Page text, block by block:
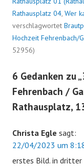
Rathausplatz 04, Wer
verschlagwortet
Hochzeit Fehrenbach/
52956)
6 Gedanken zu „
Fehrenbach /
Rathausplatz,
Christa Egle sagt:
22/04/2023 um
erstes Bild. in dritter